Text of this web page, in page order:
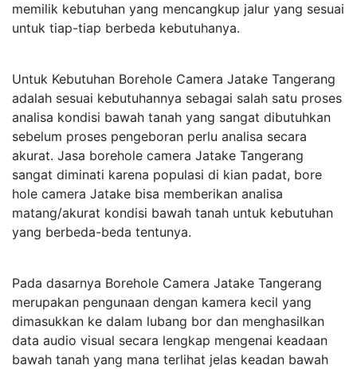
memilik kebutuhan yang mencangkup jalur yang sesuai
untuk tiap-tiap berbeda kebutuhanya.
Untuk Kebutuhan Borehole Camera Jatake Tangerang
adalah sesuai kebutuhannya sebagai salah satu proses
analisa kondisi bawah tanah yang sangat dibutuhkan
sebelum proses pengeboran perlu analisa secara
akurat. Jasa borehole camera Jatake Tangerang
sangat diminati karena populasi di kian padat, bore
hole camera Jatake bisa memberikan analisa
matang/akurat kondisi bawah tanah untuk kebutuhan
yang berbeda-beda tentunya.
Pada dasarnya Borehole Camera Jatake Tangerang
merupakan pengunaan dengan kamera kecil yang
dimasukkan ke dalam lubang bor dan menghasilkan
data audio visual secara lengkap mengenai keadaan
bawah tanah yang mana terlihat jelas keadan bawah